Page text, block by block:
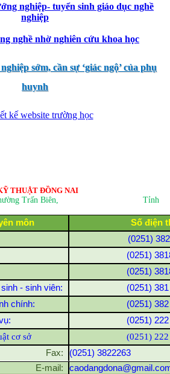
nghiệp- tuyển sinh giáo dục nghề
nghiệp
nghề nhờ nghiên cứu khoa học
sớm, cần sự ‘giác ngộ’ của phụ
huynh
THUẬT ĐỒNG NAI
Trấn Biên, Tỉnh
môn
Số điện
(0251)
(0251)
(0251)
- sinh viên:
(0251)
chính:
(0251)
(0251)
cơ sở
(0251)
Fax:
(0251) 3822263
E-mail: